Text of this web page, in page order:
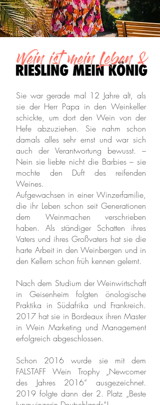
Sie war gerade mal 12 Jahre alt, als
sie der Herr Papa in den Weinkeller
schickte, um dort den Wein von der
Hefe abzuziehen. Sie nahm schon
damals alles sehr ernst und war sich
auch der Verantwortung bewusst. –
Nein sie liebte nicht die Barbies – sie
mochte den Duft des reifenden
Weines.
Aufgewachsen in einer Winzerfamilie,
die ihr Leben schon seit Generationen
dem Weinmachen verschrieben
haben. Als ständiger Schatten ihres
Vaters und ihres Großvaters hat sie die
harte Arbeit in den Weinbergen und in
den Kellern schon früh kennen gelernt.
Nach dem Studium der Weinwirtschaft
in Geisenheim folgten önologische
Praktika in Südafrika und Frankreich.
2017 hat sie in Bordeaux ihren Master
in Wein Marketing und Management
erfolgreich abgeschlossen.
Schon 2016 wurde sie mit dem
FALSTAFF Wein Trophy „Newcomer
des Jahres 2016“ ausgezeichnet.
2019 folgte dann der 2. Platz „Beste